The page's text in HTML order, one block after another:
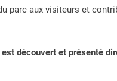
parc aux visiteurs et
découvert et présenté